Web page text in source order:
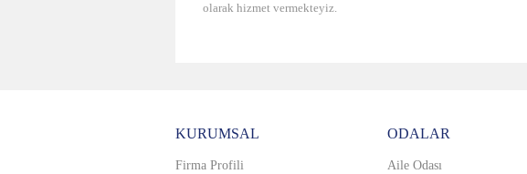
olarak hizmet vermekteyiz.
KURUMSAL
Firma Profili
ODALAR
Aile Odası